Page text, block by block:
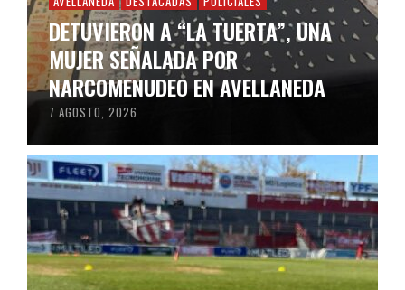
DETUVIERON A “LA TUERTA”, UNA
MUJER SEÑALADA POR
NARCOMENUDEO EN AVELLANEDA
7 AGOSTO, 2026